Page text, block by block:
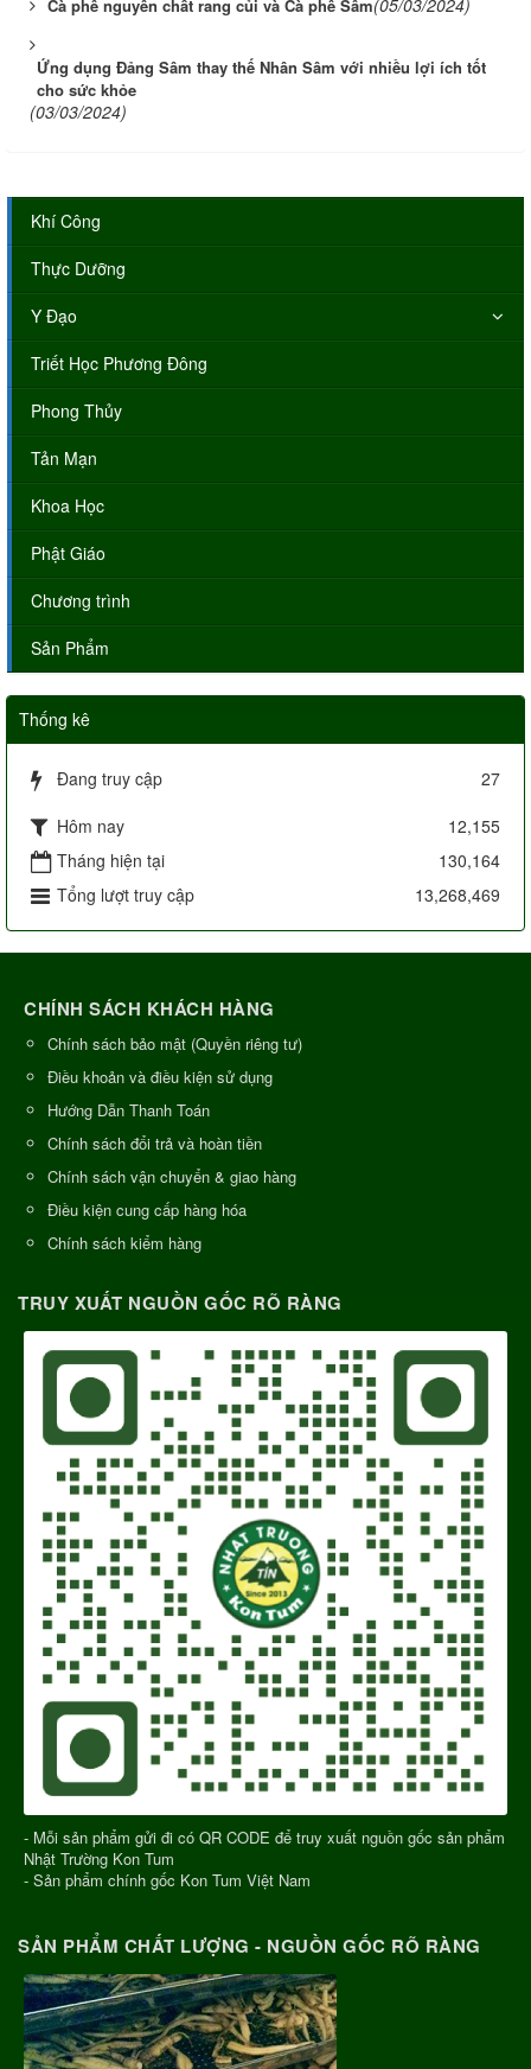
Cà phê nguyên chất rang củi và Cà phê Sâm(05/03/2024)
Ứng dụng Đảng Sâm thay thế Nhân Sâm với nhiều lợi ích tốt
cho sức khỏe
(03/03/2024)
Khí Công
Thực Dưỡng
Y Đạo
Triết Học Phương Đông
Phong Thủy
Tản Mạn
Khoa Học
Phật Giáo
Chương trình
Sản Phẩm
Thống kê
Đang truy cập
27
Hôm nay
12,155
Tháng hiện tại
130,164
Tổng lượt truy cập
13,268,469
CHÍNH SÁCH KHÁCH HÀNG
Chính sách bảo mật (Quyền riêng tư)
Điều khoản và điều kiện sử dụng
Hướng Dẫn Thanh Toán
Chính sách đổi trả và hoàn tiền
Chính sách vận chuyển & giao hàng
Điều kiện cung cấp hàng hóa
Chính sách kiểm hàng
TRUY XUẤT NGUỒN GỐC RÕ RÀNG
- Mỗi sản phẩm gửi đi có QR CODE để truy xuất nguồn gốc sản phẩm
Nhật Trường Kon Tum
- Sản phẩm chính gốc Kon Tum Việt Nam
SẢN PHẨM CHẤT LƯỢNG - NGUỒN GỐC RÕ RÀNG